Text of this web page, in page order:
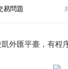
易問題
外匯平臺，有